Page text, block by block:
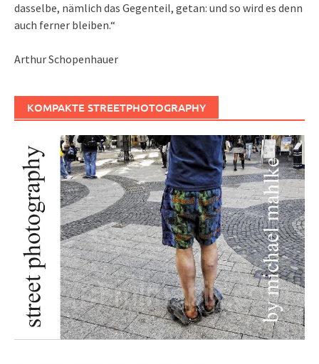
dasselbe, nämlich das Gegenteil, getan: und so wird es denn
auch ferner bleiben.“
Arthur Schopenhauer
KOMPAKTE STREETPHOTOGRAPHY